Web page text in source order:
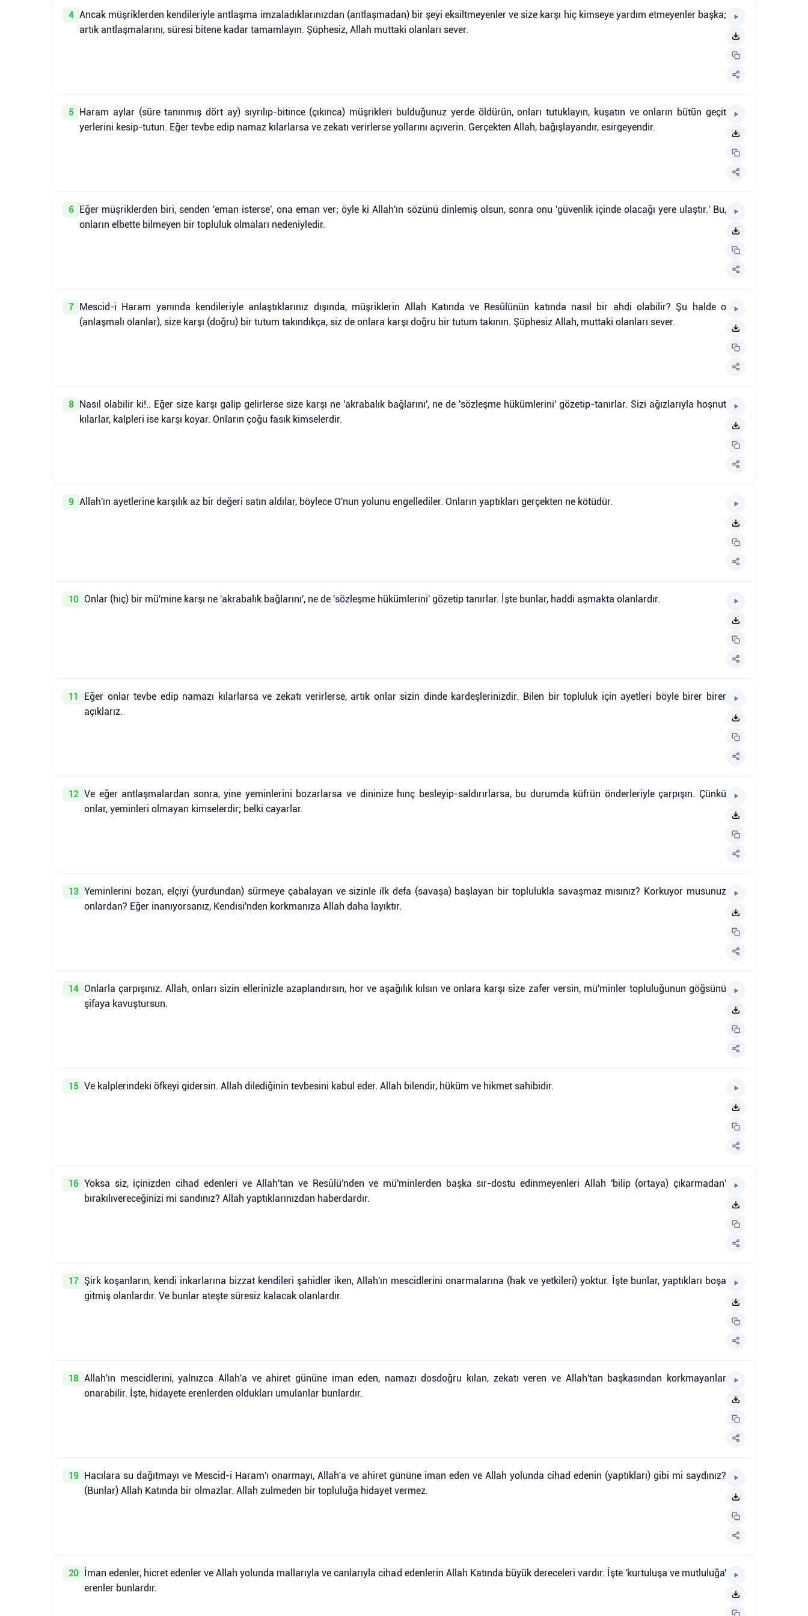
4 Ancak müşriklerden kendileriyle antlaşma imzaladıklarınızdan (antlaşmadan) bir şeyi eksiltmeyenler ve size karşı hiç kimseye yardım etmeyenler başka;
artık antlaşmalarını, süresi bitene kadar tamamlayın. Şüphesiz, Allah muttaki olanları sever.
5
Haram aylar (süre tanınmış dört ay) sıyrılıp-bitince (çıkınca) müşrikleri bulduğunuz yerde öldürün, onları tutuklayın, kuşatın ve onların bütün geçit
yerlerini kesip-tutun. Eğer tevbe edip namaz kılarlarsa ve zekatı verirlerse yollarını açıverin. Gerçekten Allah, bağışlayandır, esirgeyendir.
6
Eğer müşriklerden biri, senden 'eman isterse', ona eman ver; öyle ki Allah'ın sözünü dinlemiş olsun, sonra onu 'güvenlik içinde olacağı yere ulaştır.' Bu,
onların elbette bilmeyen bir topluluk olmaları nedeniyledir.
7
Mescid-i Haram yanında kendileriyle anlaştıklarınız dışında, müşriklerin Allah Katında ve Resûlünün katında nasıl bir ahdi olabilir? Şu halde o
(anlaşmalı olanlar), size karşı (doğru) bir tutum takındıkça, siz de onlara karşı doğru bir tutum takının. Şüphesiz Allah, muttaki olanları sever.
8
Nasıl olabilir ki!.. Eğer size karşı galip gelirlerse size karşı ne 'akrabalık bağlarını', ne de 'sözleşme hükümlerini' gözetip-tanırlar. Sizi ağızlarıyla hoşnut
kılarlar, kalpleri ise karşı koyar. Onların çoğu fasık kimselerdir.
9 Allah'ın ayetlerine karşılık az bir değeri satın aldılar, böylece O'nun yolunu engellediler. Onların yaptıkları gerçekten ne kötüdür.
10 Onlar (hiç) bir mü'mine karşı ne 'akrabalık bağlarını', ne de 'sözleşme hükümlerini' gözetip tanırlar. İşte bunlar, haddi aşmakta olanlardır.
11
Eğer onlar tevbe edip namazı kılarlarsa ve zekatı verirlerse, artık onlar sizin dinde kardeşlerinizdir. Bilen bir topluluk için ayetleri böyle birer birer
açıklarız.
12 Ve eğer antlaşmalardan sonra, yine yeminlerini bozarlarsa ve dininize hınç besleyip-saldırırlarsa, bu durumda küfrün önderleriyle çarpışın. Çünkü
onlar, yeminleri olmayan kimselerdir; belki cayarlar.
13 Yeminlerini bozan, elçiyi (yurdundan) sürmeye çabalayan ve sizinle ilk defa (savaşa) başlayan bir toplulukla savaşmaz mısınız? Korkuyor musunuz
onlardan? Eğer inanıyorsanız, Kendisi'nden korkmanıza Allah daha layıktır.
14 Onlarla çarpışınız. Allah, onları sizin ellerinizle azaplandırsın, hor ve aşağılık kılsın ve onlara karşı size zafer versin, mü'minler topluluğunun göğsünü
şifaya kavuştursun.
15 Ve kalplerindeki öfkeyi gidersin. Allah dilediğinin tevbesini kabul eder. Allah bilendir, hüküm ve hikmet sahibidir.
16 Yoksa siz, içinizden cihad edenleri ve Allah'tan ve Resûlü'nden ve mü'minlerden başka sır-dostu edinmeyenleri Allah 'bilip (ortaya) çıkarmadan'
bırakılıvereceğinizi mi sandınız? Allah yaptıklarınızdan haberdardır.
17
Şirk koşanların, kendi inkarlarına bizzat kendileri şahidler iken, Allah'ın mescidlerini onarmalarına (hak ve yetkileri) yoktur. İşte bunlar, yaptıkları boşa
gitmiş olanlardır. Ve bunlar ateşte süresiz kalacak olanlardır.
18 Allah'ın mescidlerini, yalnızca Allah'a ve ahiret gününe iman eden, namazı dosdoğru kılan, zekatı veren ve Allah'tan başkasından korkmayanlar
onarabilir. İşte, hidayete erenlerden oldukları umulanlar bunlardır.
19
Hacılara su dağıtmayı ve Mescid-i Haram'ı onarmayı, Allah'a ve ahiret gününe iman eden ve Allah yolunda cihad edenin (yaptıkları) gibi mi saydınız?
(Bunlar) Allah Katında bir olmazlar. Allah zulmeden bir topluluğa hidayet vermez.
20
İman edenler, hicret edenler ve Allah yolunda mallarıyla ve canlarıyla cihad edenlerin Allah Katında büyük dereceleri vardır. İşte 'kurtuluşa ve mutluluğa'
erenler bunlardır.